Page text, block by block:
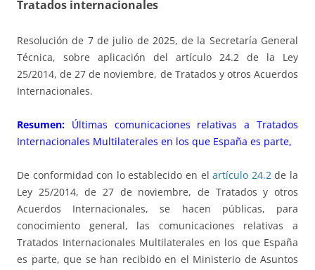
Tratados internacionales
Resolución de 7 de julio de 2025, de la Secretaría General
Técnica, sobre aplicación del artículo 24.2 de la Ley
25/2014, de 27 de noviembre, de Tratados y otros Acuerdos
Internacionales.
Resumen: Últimas comunicaciones relativas a Tratados
Internacionales Multilaterales en los que España es parte,
De conformidad con lo establecido en elartículo 24.2de la
Ley 25/2014, de 27 de noviembre, de Tratados y otros
Acuerdos Internacionales, se hacen públicas, para
conocimiento general, las comunicaciones relativas a
Tratados Internacionales Multilaterales en los que España
es parte, que se han recibido en el Ministerio de Asuntos